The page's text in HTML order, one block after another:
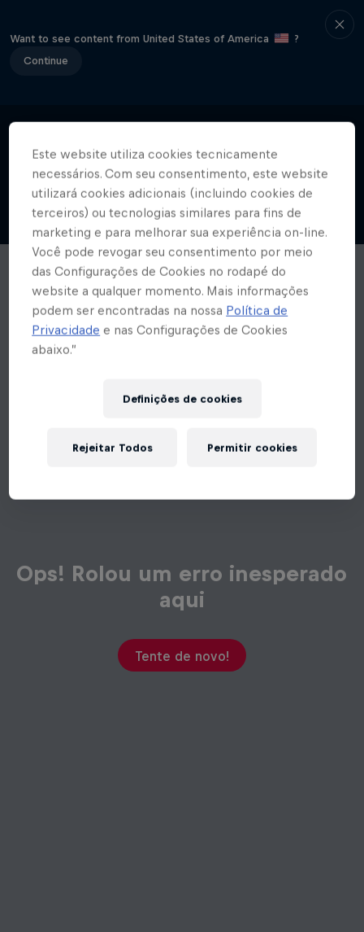
Want to see content from United States of America
?
Continue
Ops! Rolou um erro inesperado
aqui
Tente de novo!
Este website utiliza cookies tecnicamente
necessários. Com seu consentimento, este website
utilizará cookies adicionais (incluindo cookies de
terceiros) ou tecnologias similares para fins de
marketing e para melhorar sua experiência on-line.
Você pode revogar seu consentimento por meio
das Configurações de Cookies no rodapé do
website a qualquer momento. Mais informações
podem ser encontradas na nossa Política de
Privacidade e nas Configurações de Cookies
abaixo.”
Definições de cookies
Rejeitar Todos Permitir cookies